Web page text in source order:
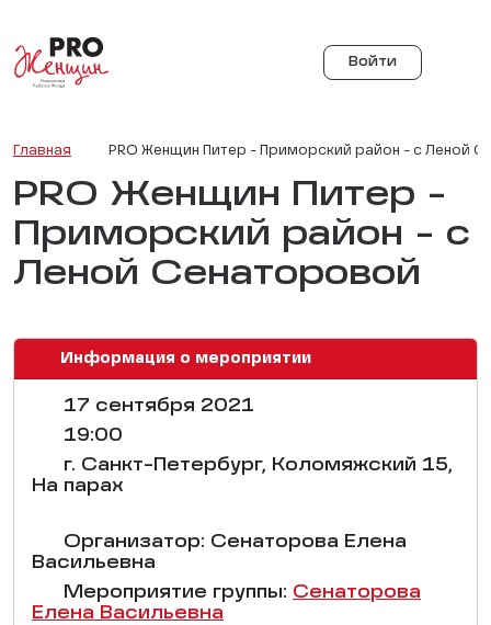
Войти
Главная PRO Женщин Питер - Приморский район - с Леной
PRO Женщин Питер -
Приморский район - с
Леной Сенаторовой
Информация о мероприятии
17 сентября 2021
19:00
г. Санкт-Петербург, Коломяжский 15,
На парах
Организатор: Сенаторова Елена
Васильевна
Мероприятие группы: Сенаторова
Елена Васильевна